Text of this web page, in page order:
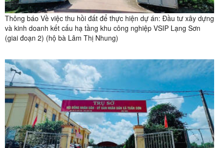
Thông báo Về việc thu hồi đất để thực hiện dự án: Đầu tư xây dựng
và kinh doanh kết cấu hạ tầng khu công nghiệp VSIP Lạng Sơn
(giai đoạn 2) (hộ bà Lâm Thị Nhung)